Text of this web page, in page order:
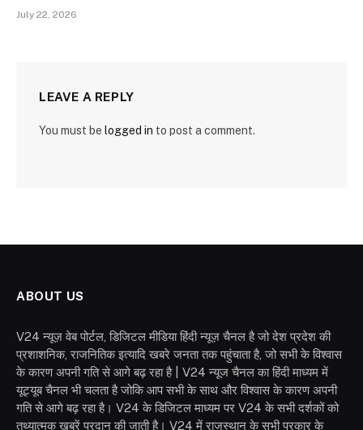
July 22, 2026
LEAVE A REPLY
You must be logged in to post a comment.
ABOUT US
V24 न्यूज़ वेब पोर्टल, डिजिटल मीडिया हिंदी न्यूज़ चैनल है जो देश प्रदेश की
प्रशाशनिक, राजनितिक इत्यादि खबरे जनता तक पहुंचाता है, जो सभी के विश्वास
के कारण अपनी गति से आगे बढ़ रहा है | V24 न्यूज चैनल का हिंदी माध्यम में
यूट्यूब चैनल भी चलता है जोकि आप सभी के साथ और विश्वास के कारण अपनी
गति से आगे बढ़ रहा है। V24 के डिजिटल माध्यम पर V24 के सभी दर्शकों को
तथ्यात्मक खबरें प्रदान की जाती है। V24 में राजस्थान के सभी प्रकार के